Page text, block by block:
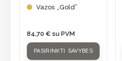
Vazos „Gold”
84,70 € su PVM
PASIRINKTI SAVYBES
may
chosen
on
the